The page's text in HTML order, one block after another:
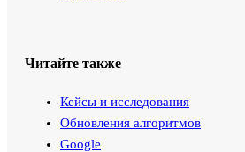
Читайте также
Кейсы и исследования
Обновления алгоритмов
Google